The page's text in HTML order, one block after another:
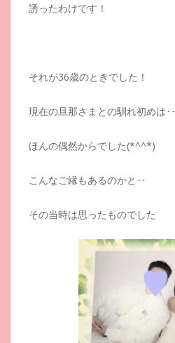
誘ったわけです！
それが36歳のときでした！
現在の旦那さまとの馴れ初めは‥
ほんの偶然からでした(*^^*)
こんなご縁もあるのかと‥
その当時は思ったものでした